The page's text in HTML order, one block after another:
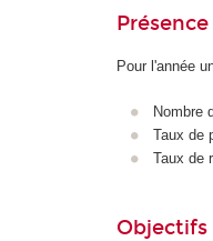
Pour l'année
Nombre
Taux de
Taux de